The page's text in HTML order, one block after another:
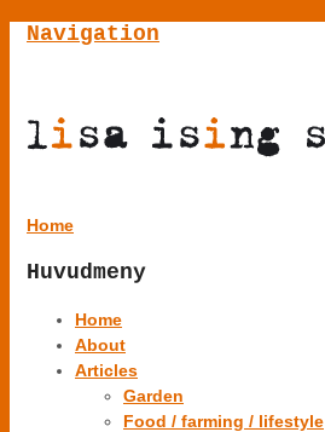
Navigation
Home
Huvudmeny
Home
About
Articles
Garden
Food / farming / lifestyle